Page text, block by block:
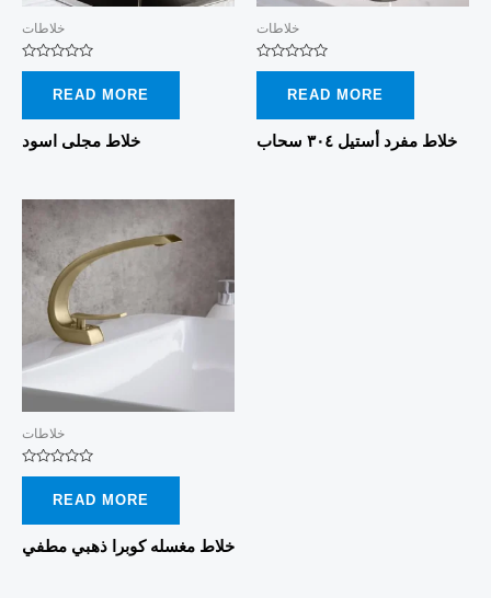
خلاطات
Rated
5
READ MORE
خلاط مجلى اسود
خلاطات
Rated
5
READ MORE
خلاط مفرد أستيل ٣٠٤ سحاب
خلاطات
Rated
5
READ MORE
خلاط مغسله كوبرا ذهبي مطفي